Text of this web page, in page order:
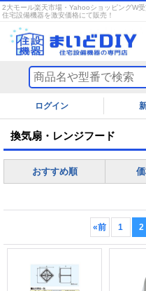
2大モール楽天市場・YahooショッピングW受
住宅設備機器を激安価格にて販売！
ログイン
換気扇・レンジフード
おすすめ順
«前 1 2